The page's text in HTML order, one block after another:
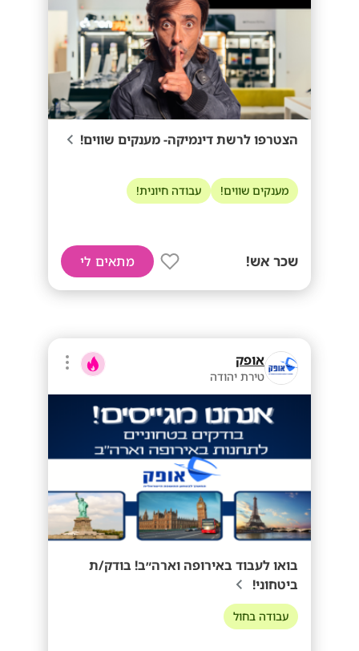
הצטרפו לרשת דינמיקה- מענקים שווים!
מענקים שווים! עבודה חיונית!
שכר אש! מתאים לי
אופק
טירת יהודה
בואו לעבוד באירופה וארה״ב! בודק/ת
ביטחוני!
עבודה בחול